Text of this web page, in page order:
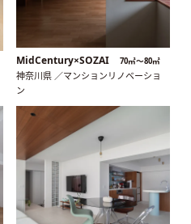
MidCentury×SOZAI 70㎡〜80㎡
神奈川県 ／マンションリノベーショ
ン